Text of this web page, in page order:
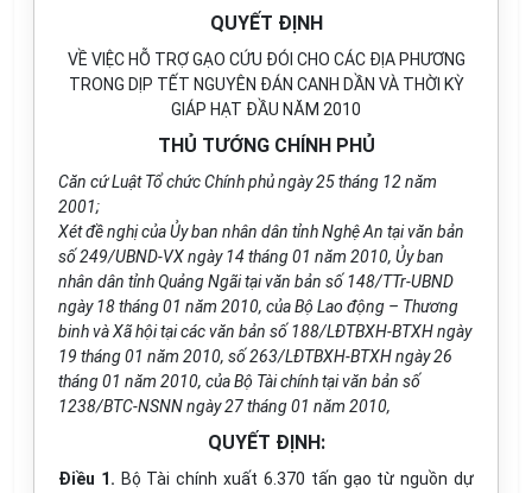
QUYẾT ĐỊNH
VỀ VIỆC HỖ TRỢ GẠO CỨU ĐÓI CHO CÁC ĐỊA PHƯƠNG
TRONG DỊP TẾT NGUYÊN ĐÁN CANH DẦN VÀ THỜI KỲ
GIÁP HẠT ĐẦU NĂM 2010
THỦ TƯỚNG CHÍNH PHỦ
Căn cứ Luật Tổ chức Chính phủ ngày 25 tháng 12 năm
2001;
Xét đề nghị của Ủy ban nhân dân tỉnh Nghệ An tại văn bản
số 249/UBND-VX ngày 14 tháng 01 năm 2010, Ủy ban
nhân dân tỉnh Quảng Ngãi tại văn bản số 148/TTr-UBND
ngày 18 tháng 01 năm 2010, của Bộ Lao động – Thương
binh và Xã hội tại các văn bản số 188/LĐTBXH-BTXH ngày
19 tháng 01 năm 2010, số 263/LĐTBXH-BTXH ngày 26
tháng 01 năm 2010, của Bộ Tài chính tại văn bản số
1238/BTC-NSNN ngày 27 tháng 01 năm 2010,
QUYẾT ĐỊNH:
Điều 1. Bộ Tài chính xuất 6.370 tấn gạo từ nguồn dự